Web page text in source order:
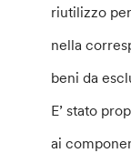
riutilizzo
nella
beni da
E’ stato
ai